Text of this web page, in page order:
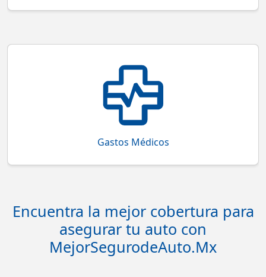
Gastos Médicos
atención médica, hospitalización y honorarios.
Encuentra la mejor cobertura para
asegurar tu auto con
MejorSegurodeAuto.Mx